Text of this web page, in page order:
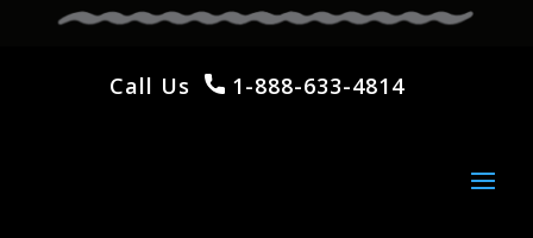
Call Us 1-888-633-4814